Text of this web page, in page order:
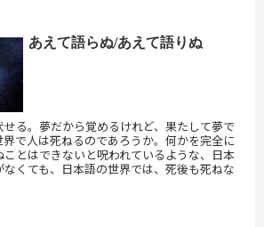
あえて語らぬ/あえて語りぬ
る。夢だから覚めるけれど、果たして夢で
で人は死ねるのであろうか。何かを完全に
とはできないと呪われているような、日本
くても、日本語の世界では、死後も死ねな